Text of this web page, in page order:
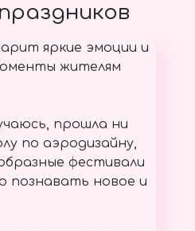
яркие эмоции и
жителям
прошла ни
по аэродизайну,
фестивали
познавать новое и